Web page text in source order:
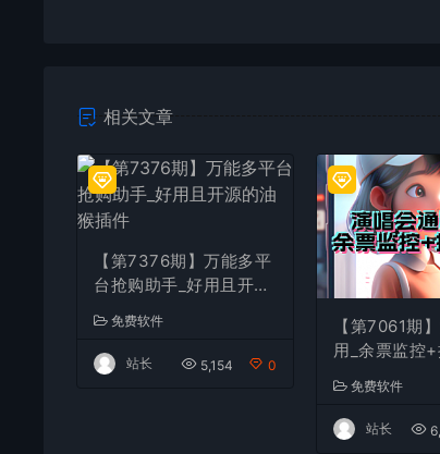
相关文章
【第7376期】万能多平
台抢购助手_好用且开源
免费软件
站长 5,154 0
【第7061期
用_余票监控+
免费软件
站长